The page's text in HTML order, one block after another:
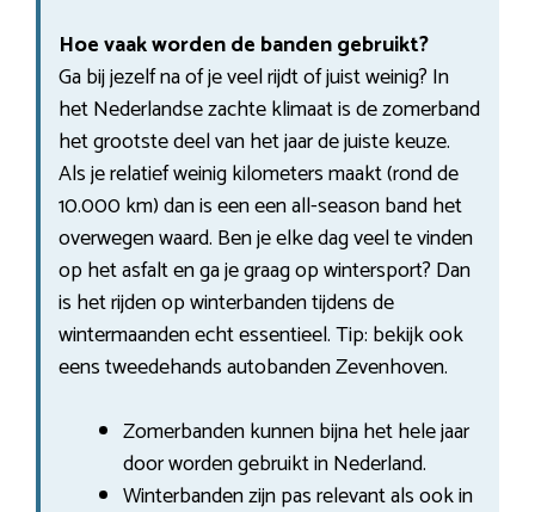
Hoe vaak worden de banden gebruikt?
Ga bij jezelf na of je veel rijdt of juist weinig? In
het Nederlandse zachte klimaat is de zomerband
het grootste deel van het jaar de juiste keuze.
Als je relatief weinig kilometers maakt (rond de
10.000 km) dan is een een all-season band het
overwegen waard. Ben je elke dag veel te vinden
op het asfalt en ga je graag op wintersport? Dan
is het rijden op winterbanden tijdens de
wintermaanden echt essentieel. Tip: bekijk ook
eens tweedehands autobanden Zevenhoven.
Zomerbanden kunnen bijna het hele jaar
door worden gebruikt in Nederland.
Winterbanden zijn pas relevant als ook in